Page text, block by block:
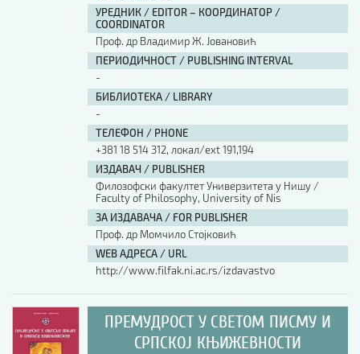
ПРЕТРАГА ИЗДАЊА
Наслов или део наслова
АУТОР / AUTHOR
ISBN
УРЕДНИК / EDITOR – КООРДИНАТОР /
COORDINATOR
Проф. др Владимир Ж. Јовановић
ПЕРИОДИЧНОСТ / PUBLISHING INTERVAL
-
БИБЛИОТЕКА / LIBRARY
-
ТЕЛЕФОН / PHONE
+381 18 514 312, локал/ext 191,194
ИЗДАВАЧ / PUBLISHER
Филозофски факултет Универзитета у Нишу /
Faculty of Philosophy, University of Nis
ЗА ИЗДАВАЧА / FOR PUBLISHER
Проф. др Момчило Стојковић
WEB АДРЕСА / URL
http://www.filfak.ni.ac.rs/izdavastvo
ПРЕМУДРОСТ У СВЕТОМ ПИСМУ И
СРПСКОЈ КЊИЖЕВНОСТИ